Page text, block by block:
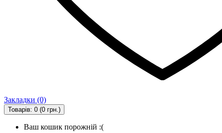
Закладки (0)
Товарів: 0 (0 грн.)
Ваш кошик порожній :(